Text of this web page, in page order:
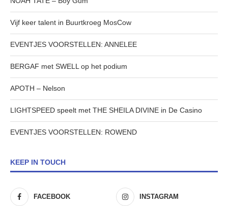
Vijf keer talent in Buurtkroeg MosCow
EVENTJES VOORSTELLEN: ANNELEE
BERGAF met SWELL op het podium
APOTH – Nelson
LIGHTSPEED speelt met THE SHEILA DIVINE in De Casino
EVENTJES VOORSTELLEN: ROWEND
KEEP IN TOUCH
FACEBOOK INSTAGRAM